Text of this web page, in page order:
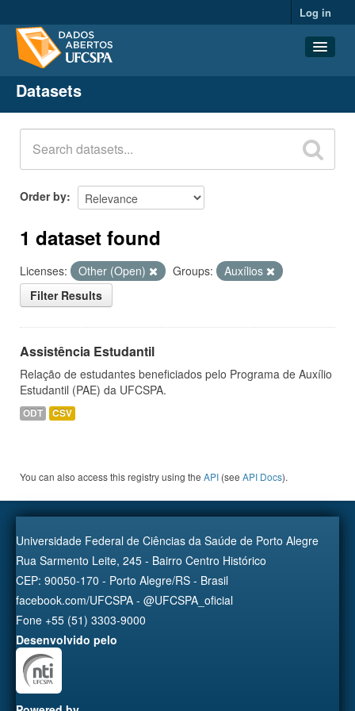
Log in
Datasets
Organizations
Groups
About
Datasets
Order by
1 dataset found
Licenses: Other (Open) Groups:
Auxílios
Filter Results
Assistência Estudantil
Relação de estudantes beneficiados pelo Programa de Auxílio
Estudantil (PAE) da UFCSPA.
ODT CSV
You can also access this registry using the API (see API Docs).
Universidade Federal de Ciências da Saúde de Porto Alegre
Rua Sarmento Leite, 245 - Bairro Centro Histórico
CEP: 90050-170 - Porto Alegre/RS - Brasil
facebook.com/UFCSPA - @UFCSPA_oficial
Fone +55 (51) 3303-9000
Desenvolvido pelo